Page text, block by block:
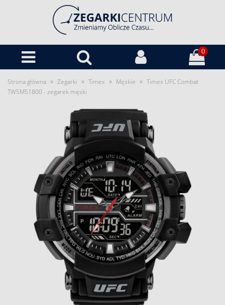
0
Strona główna » Zegarki » Timex » Męskie » Timex UFC Combat
TW5M51800 - zegarek męski